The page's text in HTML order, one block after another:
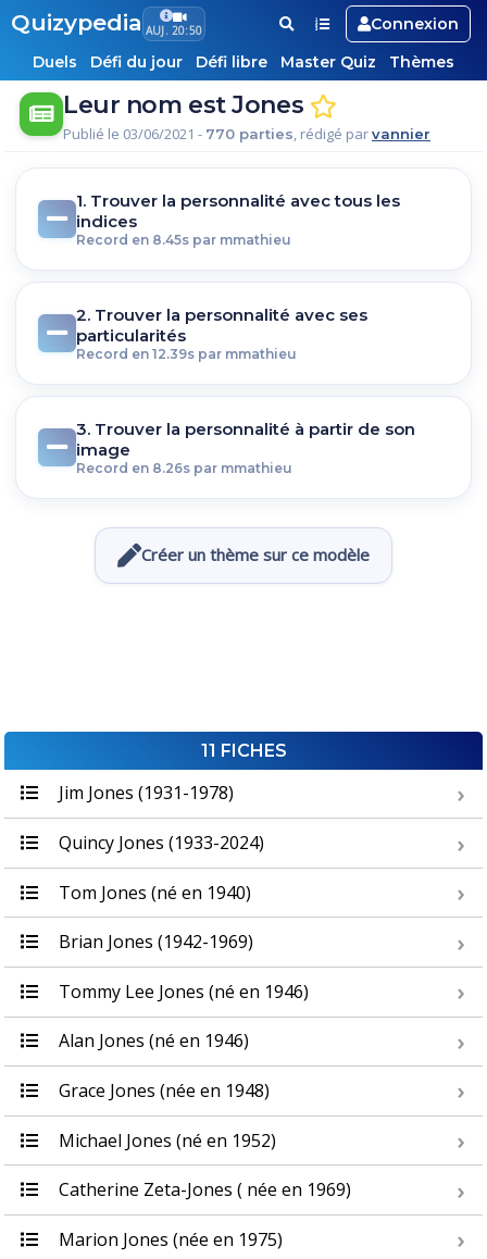
Quizypedia AUJ. 20:50
Connexion
Duels
Défi du jour Défi libre Master Quiz Thèmes
Leur nom est Jones
Publié le 03/06/2021 - 770 parties, rédigé parvannier
1. Trouver la personnalité avec tous les
indices
Record en 8.45s par mmathieu
2. Trouver la personnalité avec ses
particularités
Record en 12.39s par mmathieu
3. Trouver la personnalité à partir de son
image
Record en 8.26s par mmathieu
Créer un thème sur ce modèle
11 FICHES
Jim Jones (1931-1978)
Quincy Jones (1933-2024)
Tom Jones (né en 1940)
Brian Jones (1942-1969)
Tommy Lee Jones (né en 1946)
Alan Jones (né en 1946)
Grace Jones (née en 1948)
Michael Jones (né en 1952)
Catherine Zeta-Jones ( née en 1969)
Marion Jones (née en 1975)